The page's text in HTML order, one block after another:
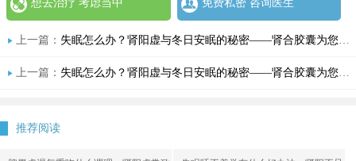
想去治疗 考虑当中 免费私密 咨询医生
上一篇： 失眠怎么办？肾阳虚与冬日安眠的秘密——肾合胶囊为您解忧
上一篇： 失眠怎么办？肾阳虚与冬日安眠的秘密——肾合胶囊为您解忧
推荐阅读